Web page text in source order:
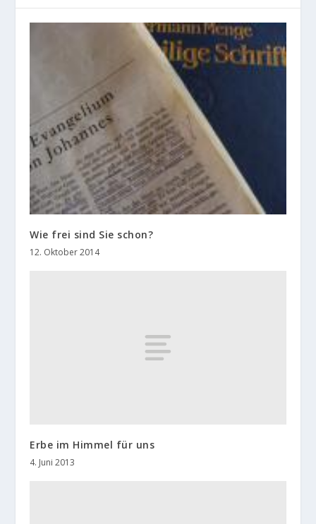
Wie frei sind Sie schon?
12. Oktober 2014
Erbe im Himmel für uns
4. Juni 2013